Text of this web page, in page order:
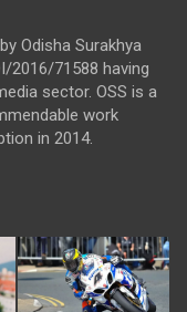
Odisha Surakhya
2016/71588 having
sector. OSS is a
work
in 2014.